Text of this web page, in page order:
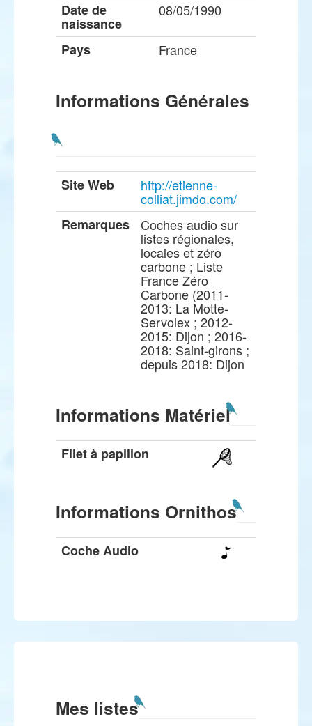
Date de
naissance
08/05/1990
Pays France
Informations Générales
Site Web http://etienne-
colliat.jimdo.com/
Remarques
Coches audio sur
listes régionales,
locales et zéro
carbone ; Liste
France Zéro
Carbone (2011-
2013: La Motte-
Servolex ; 2012-
2015: Dijon ; 2016-
2018: Saint-girons ;
depuis 2018: Dijon
Informations Matériel
Filet à papillon
Informations Ornithos
Coche Audio
Mes listes